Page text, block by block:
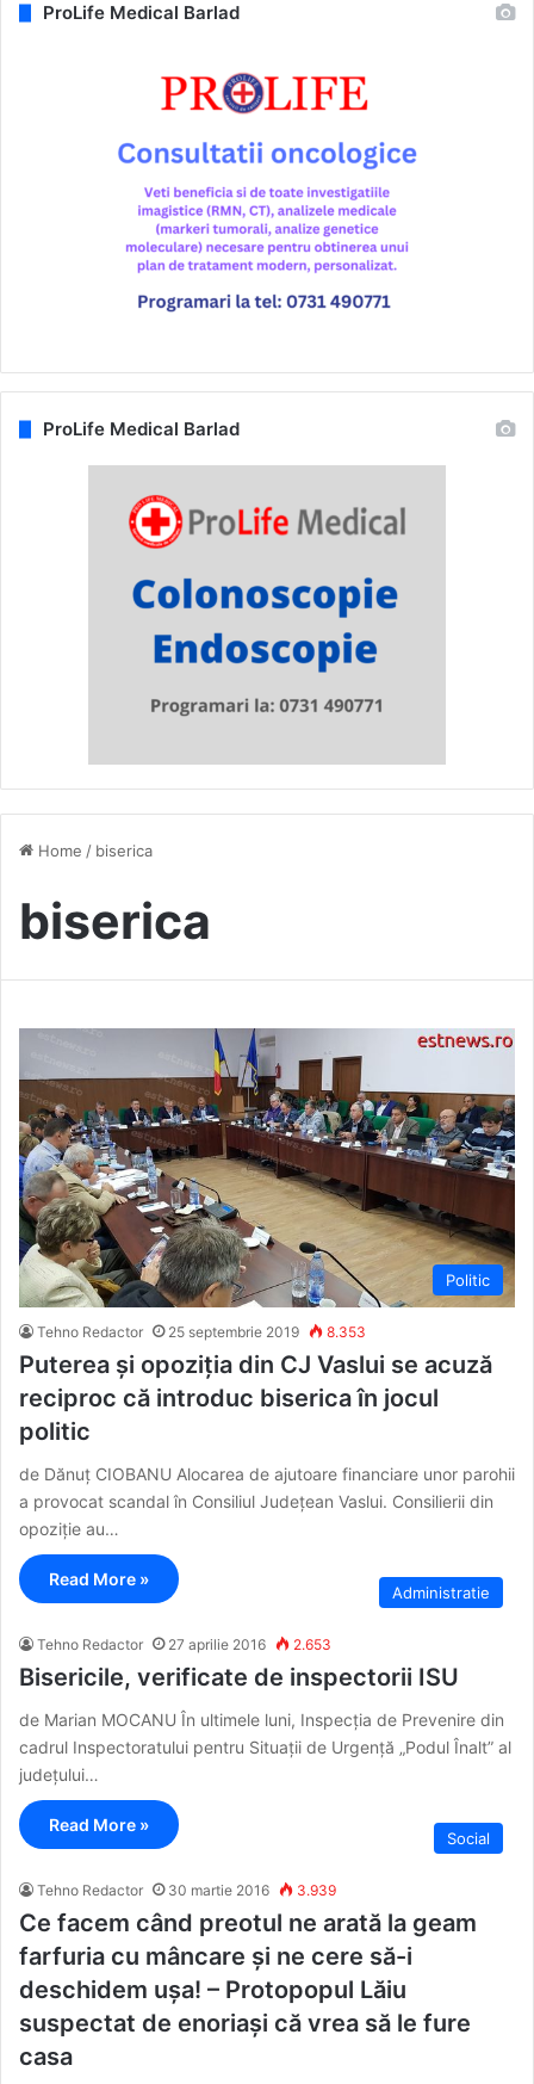
Home / biserica
biserica
Politic
Tehno Redactor 25 septembrie 2019 8.353
Puterea și opoziția din CJ Vaslui se acuză
reciproc că introduc biserica în jocul
politic
de Dănuț CIOBANU Alocarea de ajutoare financiare unor parohii
a provocat scandal în Consiliul Județean Vaslui. Consilierii din
opoziție au…
Read More »
Administratie
Tehno Redactor 27 aprilie 2016 2.653
Bisericile, verificate de inspectorii ISU
de Marian MOCANU În ultimele luni, Inspecția de Prevenire din
cadrul Inspectoratului pentru Situații de Urgență „Podul Înalt” al
județului…
Read More »
Social
Tehno Redactor 30 martie 2016 3.939
Ce facem când preotul ne arată la geam
farfuria cu mâncare și ne cere să-i
deschidem ușa! – Protopopul Lăiu
suspectat de enoriași că vrea să le fure
casa
ProLife Medical Barlad
ProLife Medical Barlad